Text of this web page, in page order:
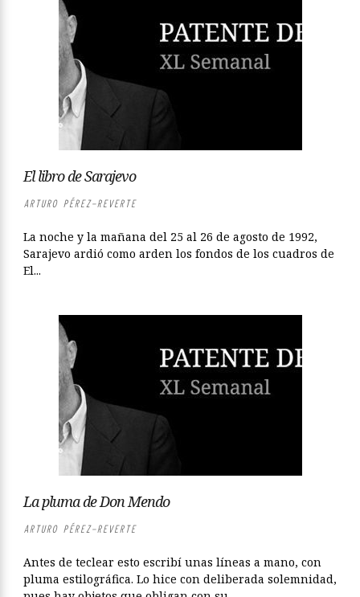
El libro de Sarajevo
ARTURO PÉREZ-REVERTE
La noche y la mañana del 25 al 26 de agosto de 1992,
Sarajevo ardió como arden los fondos de los cuadros de
El...
La pluma de Don Mendo
ARTURO PÉREZ-REVERTE
Antes de teclear esto escribí unas líneas a mano, con
pluma estilográfica. Lo hice con deliberada solemnidad,